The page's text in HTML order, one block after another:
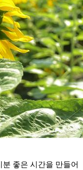
좋은 시간을 만들어